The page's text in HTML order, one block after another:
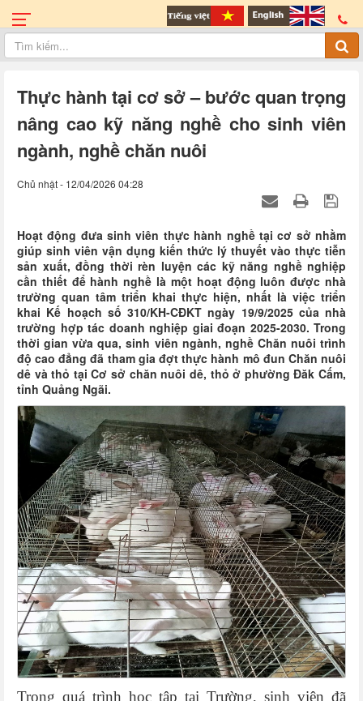
Thực hành tại cơ sở – bước quan trọng
nâng cao kỹ năng nghề cho sinh viên
ngành, nghề chăn nuôi
Chủ nhật - 12/04/2026 04:28
Hoạt động đưa sinh viên thực hành nghề tại cơ sở nhằm
giúp sinh viên vận dụng kiến thức lý thuyết vào thực tiễn
sản xuất, đồng thời rèn luyện các kỹ năng nghề nghiệp
cần thiết để hành nghề là một hoạt động luôn được nhà
trường quan tâm triển khai thực hiện, nhất là việc triển
khai Kế hoạch số 310/KH-CĐKT ngày 19/9/2025 của nhà
trường hợp tác doanh nghiệp giai đoạn 2025-2030. Trong
thời gian vừa qua, sinh viên ngành, nghề Chăn nuôi trình
độ cao đẳng đã tham gia đợt thực hành mô đun Chăn nuôi
dê và thỏ tại Cơ sở chăn nuôi dê, thỏ ở phường Đăk Cấm,
tỉnh Quảng Ngãi.
Trong quá trình học tập tại Trường, sinh viên đã